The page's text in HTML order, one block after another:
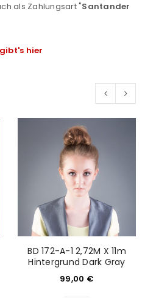
als Zahlungsart "Santander
hier
BD 172-A-1 2,72M X 11m
Hintergrund Dark Gray
99,00 €